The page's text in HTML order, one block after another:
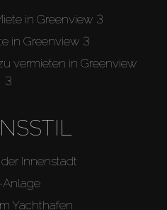
in Greenview 3
in Greenview 3
vermieten in Greenview
3
Innenstadt
Anlage
Yachthafen